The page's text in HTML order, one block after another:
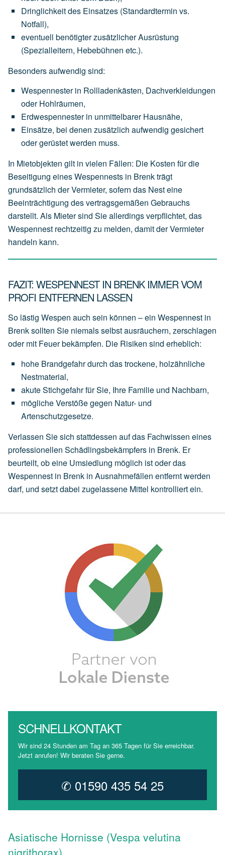
Dringlichkeit des Einsatzes (Standardtermin vs.
Notfall),
eventuell benötigterzusätzlicher Ausrüstung
(Spezialleitern, Hebebühnen etc.).
Besonders aufwendig sind:
Wespennester in Rollladenkästen, Dachverkleidungen
oder Hohlräumen,
Erdwespennester in unmittelbarer Hausnähe,
Einsätze, bei denen zusätzlich aufwendig gesichert
odergerüstetwerden muss.
In Mietobjekten gilt in vielen Fällen: Die Kosten für die
Beseitigung eines Wespennests in Brenk trägt
grundsätzlich derVermieter, sofern das Nest eine
Beeinträchtigung des vertragsgemäßen Gebrauchs
darstellt. Als Mieter sind Sie allerdings verpflichtet, das
Wespennest rechtzeitig zu melden, damit der Vermieter
handeln kann.
FAZIT: WESPENNEST IN BRENK IMMER VOM
PROFI ENTFERNEN LASSEN
So lästig Wespen auch sein können – ein Wespennest in
Brenk sollten Sie niemals selbst ausräuchern, zerschlagen
oder mit Feuer bekämpfen. Die Risiken sind erheblich:
hohe Brandgefahrdurch dastrockene, holzähnliche
Nestmaterial,
akuteStichgefahrfürSie, Ihre Familie und Nachbarn,
möglicheVerstößegegen Natur- und
Artenschutzgesetze.
Verlassen Sie sich stattdessen auf das Fachwissen eines
professionellen Schädlingsbekämpfers in Brenk. Er
beurteilt, ob eine Umsiedlung möglich ist oder das
Wespennest in Brenk in Ausnahmefällen entfernt werden
darf, und setzt dabei zugelassene Mittel kontrolliert ein.
SCHNELLKONTAKT
Wir sind 24 Stunden am Tag an 365 Tagen für Sie erreichbar.
Jetzt anrufen! Wir beraten Sie gerne.
✆ 01590 435 54 25
Asiatische Hornisse (Vespa velutina
nigrithorax)